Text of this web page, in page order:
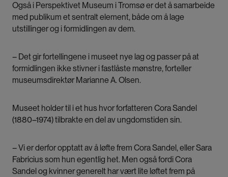
Også i Perspektivet Museum i Tromsø er det å samarbeide
med publikum et sentralt element, både om å lage
utstillinger og i formidlingen av dem.
– Det gir fortellingene i museet nye lag og passer på at
formidlingen ikke stivner i fastlåste mønstre, forteller
museumsdirektør Marianne A. Olsen.
Museet holder til i et hus hvor forfatteren Cora Sandel
(1880–1974) tilbrakte en del av ungdomstiden sin.
– Vi er derfor opptatt av å løfte frem Cora Sandel, eller Sara
Fabricius som hun egentlig het. Men også fordi Cora
Sandel og kvinner generelt har vært lite løftet frem på